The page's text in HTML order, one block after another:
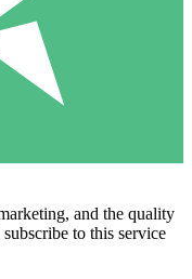
and the quality
to this service